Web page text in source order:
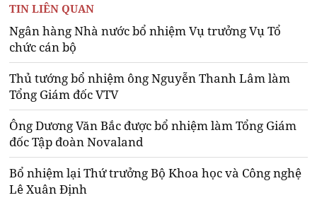
TIN LIÊN QUAN
Ngân hàng Nhà nước bổ nhiệm Vụ trưởng Vụ Tổ
chức cán bộ
Thủ tướng bổ nhiệm ông Nguyễn Thanh Lâm làm
Tổng Giám đốc VTV
Ông Dương Văn Bắc được bổ nhiệm làm Tổng Giám
đốc Tập đoàn Novaland
Bổ nhiệm lại Thứ trưởng Bộ Khoa học và Công nghệ
Lê Xuân Định